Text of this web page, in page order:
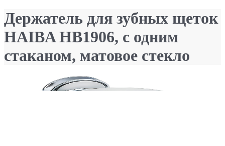
Держатель для зубных щеток
HAIBA HB1906, с одним
стаканом, матовое стекло